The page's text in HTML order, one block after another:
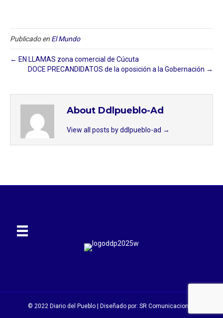
Publicado en El Mundo
← EN LLAMAS zona comercial de Cúcuta
DOCE PRECANDIDATOS de la oposición a la Gobernación →
About Ddlpueblo-Ad
View all posts by ddlpueblo-ad →
© 2022 Diario del Pueblo | Diseñado por: SR Comunicaciones